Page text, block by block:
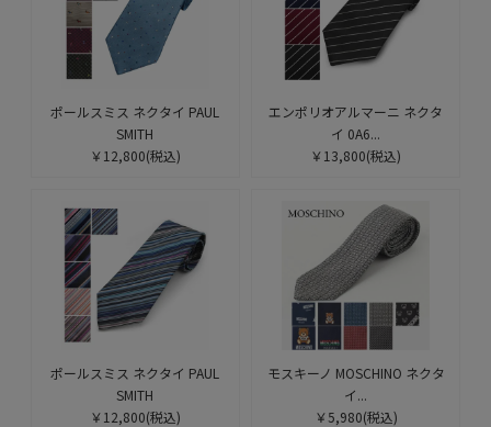
ポールスミス ネクタイ PAUL
SMITH
￥12,800(税込)
エンポリオアルマーニ ネクタ
イ 0A6...
￥13,800(税込)
ポールスミス ネクタイ PAUL
SMITH
￥12,800(税込)
モスキーノ MOSCHINO ネクタ
イ...
￥5,980(税込)